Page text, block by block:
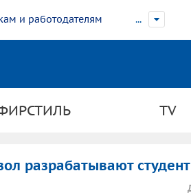
и работодателям ...
TV
разрабатывают